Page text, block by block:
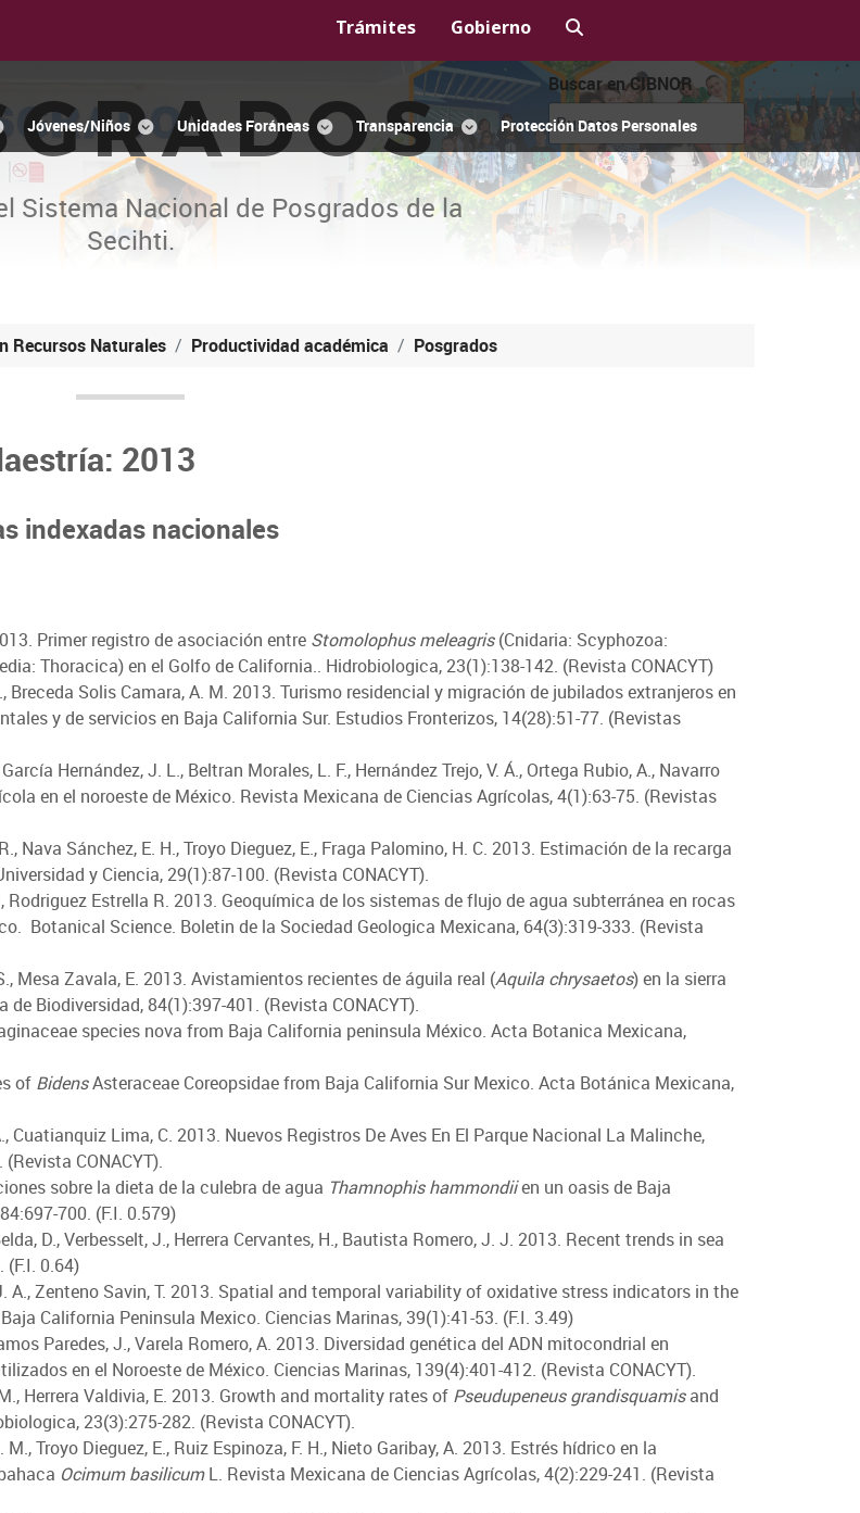
Trámites Gobierno
Jóvenes/Niños Unidades Foráneas Transparencia Protección Datos Personales
Sistema Nacional de Posgrados de la
Secihti.
Buscar en CIBNOR
Recursos Naturales Productividad académica Posgrados
2013
indexadas nacionales
Primer registro de asociación entre Stomolophus meleagris(Cnidaria: Scyphozoa:
Thoracica) en el Golfo de California.. Hidrobiologica, 23(1):138-142. (Revista CONACYT)
Breceda Solis Camara, A. M. 2013. Turismo residencial y migración de jubilados extranjeros en
y de servicios en Baja California Sur. Estudios Fronterizos, 14(28):51-77. (Revistas
Hernández, J. L., Beltran Morales, L. F., Hernández Trejo, V. Á., Ortega Rubio, A., Navarro
en el noroeste de México. Revista Mexicana de Ciencias Agrícolas, 4(1):63-75. (Revistas
Nava Sánchez, E. H., Troyo Dieguez, E., Fraga Palomino, H. C. 2013. Estimación de la recarga
y Ciencia, 29(1):87-100. (Revista CONACYT).
Estrella R. 2013. Geoquímica de los sistemas de flujo de agua subterránea en rocas
Botanical Science. Boletin de la Sociedad Geologica Mexicana, 64(3):319-333. (Revista
Mesa Zavala, E. 2013. Avistamientos recientes de águila real (Aquila chrysaetos) en la sierra
Biodiversidad, 84(1):397-401. (Revista CONACYT).
species nova from Baja California peninsula México. Acta Botanica Mexicana,
of BidensAsteraceae Coreopsidae from Baja California Sur Mexico. Acta Botánica Mexicana,
Cuatianquiz Lima, C. 2013. Nuevos Registros De Aves En El Parque Nacional La Malinche,
CONACYT).
sobre la dieta de la culebra de agua Thamnophis hammondiien un oasis de Baja
700. (F.I. 0.579)
D., Verbesselt, J., Herrera Cervantes, H., Bautista Romero, J. J. 2013. Recent trends in sea
0.64)
A., Zenteno Savin, T. 2013. Spatial and temporal variability of oxidative stress indicators in the
California Peninsula Mexico. Ciencias Marinas, 39(1):41-53. (F.I. 3.49)
Paredes, J., Varela Romero, A. 2013. Diversidad genética del ADN mitocondrial en
en el Noroeste de México. Ciencias Marinas, 139(4):401-412. (Revista CONACYT).
Herrera Valdivia, E. 2013. Growth and mortality rates of Pseudupeneus grandisquamisand
23(3):275-282. (Revista CONACYT).
Troyo Dieguez, E., Ruiz Espinoza, F. H., Nieto Garibay, A. 2013. Estrés hídrico en la
Ocimum basilicumL. Revista Mexicana de Ciencias Agrícolas, 4(2):229-241. (Revista